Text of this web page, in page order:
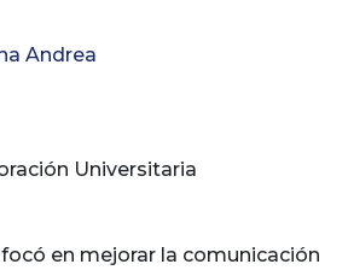
Andrea
Universitaria
en mejorar la comunicación